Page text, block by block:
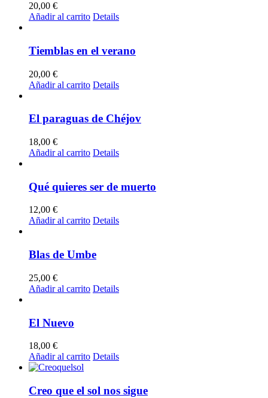
20,00 €
Añadir al carrito Details
Tiemblas en el verano
20,00 €
Añadir al carrito Details
El paraguas de Chéjov
18,00 €
Añadir al carrito Details
Qué quieres ser de muerto
12,00 €
Añadir al carrito Details
Blas de Umbe
25,00 €
Añadir al carrito Details
El Nuevo
18,00 €
Añadir al carrito Details
Creo que el sol nos sigue